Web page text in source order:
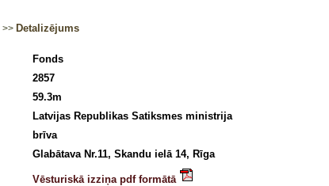
>> Detalizējums
Fonds
2857
59.3m
Latvijas Republikas Satiksmes ministrija
brīva
Glabātava Nr.11, Skandu ielā 14, Rīga
Vēsturiskā izziņa pdf formātā